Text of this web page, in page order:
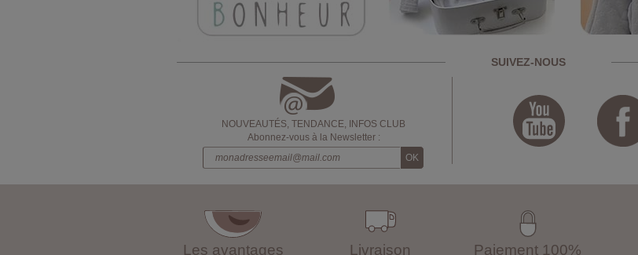
SUIVEZ-NOUS
NOUVEAUTÉS, TENDANCE, INFOS CLUB
Abonnez-vous à la Newsletter :
Les avantages Livraison Paiement 100%